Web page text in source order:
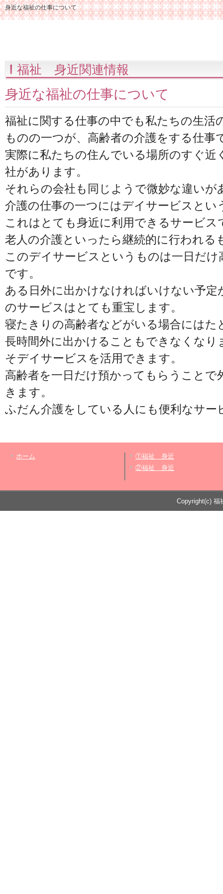
身近な福祉の仕事について
福祉 身近関連情報
身近な福祉の仕事について
福祉に関する仕事の中でも私たちの生活
ものの一つが、高齢者の介護をする仕事
実際に私たちの住んでいる場所のすぐ近
社があります。
それらの会社も同じようで微妙な違いが
介護の仕事の一つにはデイサービスとい
これはとても身近に利用できるサービス
老人の介護といったら継続的に行われる
このデイサービスというものは一日だ
です。
ある日外に出かけなければいけない予
のサービスはとても重宝します。
寝たきりの高齢者などがいる場合には
長時間外に出かけることもできなくな
そデイサービスを活用できます。
高齢者を一日だけ預かってもらうことで
きます。
ふだん介護をしている人にも便利なサー
ホーム
①福祉 身近
②福祉 身近
Copyright(c)